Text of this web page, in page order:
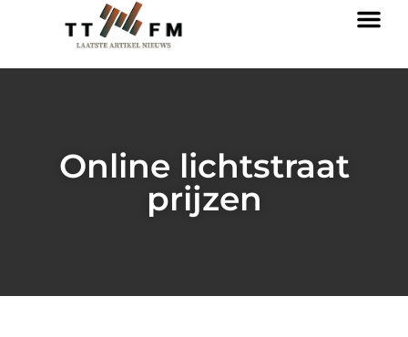
Online lichtstraat
prijzen